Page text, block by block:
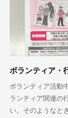
ボランティア・
ボランティア活動
ランティア関連の
い。そのようなと